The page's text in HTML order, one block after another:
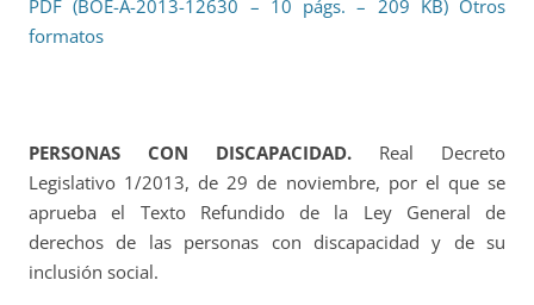
PDF (BOE-A-2013-12630 – 10 págs. – 209 KB) Otros
formatos
PERSONAS CON DISCAPACIDAD. Real Decreto
Legislativo 1/2013, de 29 de noviembre, por el que se
aprueba el Texto Refundido de la Ley General de
derechos de las personas con discapacidad y de su
inclusión social.